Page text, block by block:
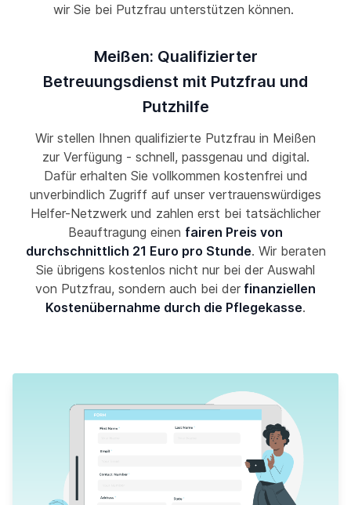
wir Sie bei Putzfrau unterstützen können.
Meißen: Qualifizierter
Betreuungsdienst mit Putzfrau und
Putzhilfe
Wir stellen Ihnen qualifizierte Putzfrau in Meißen
zur Verfügung - schnell, passgenau und digital.
Dafür erhalten Sie vollkommen kostenfrei und
unverbindlich Zugriff auf unser vertrauenswürdiges
Helfer-Netzwerk und zahlen erst bei tatsächlicher
Beauftragung einen fairen Preis von
durchschnittlich 21 Euro pro Stunde. Wir beraten
Sie übrigens kostenlos nicht nur bei der Auswahl
von Putzfrau, sondern auch bei der finanziellen
Kostenübernahme durch die Pflegekasse.